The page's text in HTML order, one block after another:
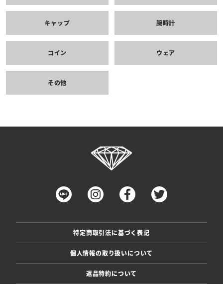
キャップ 腕時計
コイン ウェア
その他
特定商取引法に基づく表記
個人情報の取り扱いについて
返品特約について